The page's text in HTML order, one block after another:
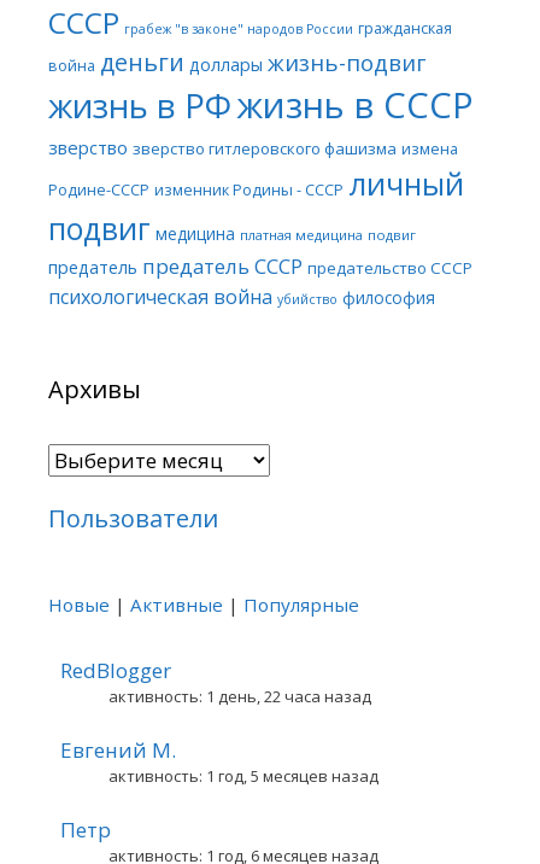
СССР грабеж "в законе" народов России гражданская
война деньги доллары жизнь-подвиг
жизнь в РФжизнь в СССР
зверство зверство гитлеровского фашизма измена
Родине-СССР изменник Родины - СССР личный
подвиг медицина платная медицина подвиг
предатель предатель СССР предательство СССР
психологическая война убийство философия
Архивы
Архивы
Пользователи
Новые | Активные | Популярные
RedBlogger
активность: 1 день, 22 часа назад
Евгений М.
активность: 1 год, 5 месяцев назад
Петр
активность: 1 год, 6 месяцев назад